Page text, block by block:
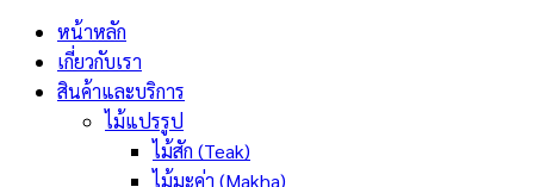
หน้าหลัก
เกี่ยวกับเรา
สินค้าและบริการ
ไม้แปรรูป
ไม้สัก (Teak)
ไม้มะค่า (Makha)